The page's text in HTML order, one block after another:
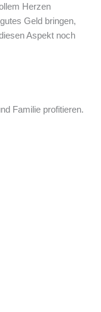
Herzen
Geld bringen,
Aspekt noch
Familie profitieren.